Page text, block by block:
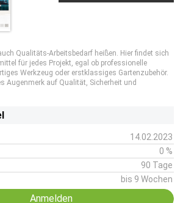
Qualitäts-Arbeitsbedarf heißen. Hier findet sich
für jedes Projekt, egal ob professionelle
Werkzeug oder erstklassiges Gartenzubehör.
Augenmerk auf Qualität, Sicherheit und
14.02.2023
0 %
90 Tage
bis 9 Wochen
Anmelden